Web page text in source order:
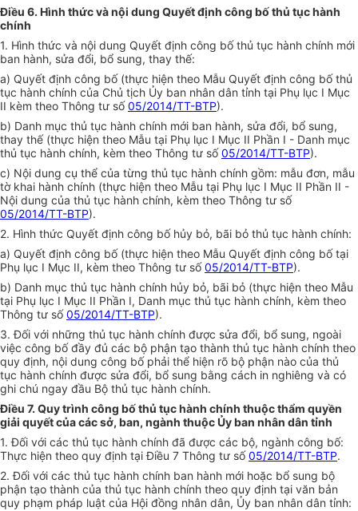
Điều 6. Hình thức và nội dung Quyết định công bố thủ tục hành
chính
1. Hình thức và nội dung Quyết định công bố thủ tục hành chính mới
ban hành, sửa đổi, bổ sung, thay thế:
a) Quyết định công bố (thực hiện theo Mẫu Quyết định công bố thủ
tục hành chính của Chủ tịch Ủy ban nhân dân tỉnh tại Phụ lục I Mục
II kèm theo Thông tư số05/2014/TT-BTP).
b) Danh mục thủ tục hành chính mới ban hành, sửa đổi, bổ sung,
thay thế (thực hiện theo Mẫu tại Phụ lục I Mục II Phần I - Danh mục
thủ tục hành chính, kèm theo Thông tư số05/2014/TT-BTP).
c) Nội dung cụ thể của từng thủ tục hành chính gồm: mẫu đơn, mẫu
tờ khai hành chính (thực hiện theo Mẫu tại Phụ lục I Mục II Phần II -
Nội dung của thủ tục hành chính, kèm theo Thông tư số
05/2014/TT-BTP).
2. Hình thức Quyết định công bố hủy bỏ, bãi bỏ thủ tục hành chính:
a) Quyết định công bố (thực hiện theo Mẫu Quyết định công bố tại
Phụ lục I Mục II, kèm theo Thông tư số05/2014/TT-BTP).
b) Danh mục thủ tục hành chính hủy bỏ, bãi bỏ (thực hiện theo Mẫu
tại Phụ lục I Mục II Phần I, Danh mục thủ tục hành chính, kèm theo
Thông tư số05/2014/TT-BTP).
3. Đối với những thủ tục hành chính được sửa đổi, bổ sung, ngoài
việc công bố đầy đủ các bộ phận tạo thành thủ tục hành chính theo
quy định, nội dung công bố phải thể hiện rõ bộ phận nào của thủ
tục hành chính được sửa đổi, bổ sung bằng cách in nghiêng và có
ghi chú ngay đầu Bộ thủ tục hành chính.
Điều 7. Quy trình công bố thủ tục hành chính thuộc thẩm quyền
giải quyết của các sở, ban, ngành thuộc Ủy ban nhân dân tỉnh
1. Đối với các thủ tục hành chính đã được các bộ, ngành công bố:
Thực hiện theo quy định tại Điều 7 Thông tư số05/2014/TT-BTP.
2. Đối với các thủ tục hành chính ban hành mới hoặc bổ sung bộ
phận tạo thành của thủ tục hành chính theo quy định tại văn bản
quy phạm pháp luật của Hội đồng nhân dân, Ủy ban nhân dân tỉnh: